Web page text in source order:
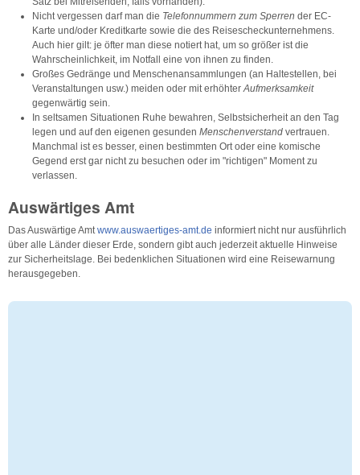
Nicht vergessen darf man die Telefonnummern zum Sperren der EC-
Karte und/oder Kreditkarte sowie die des Reisescheckunternehmens.
Auch hier gilt: je öfter man diese notiert hat, um so größer ist die
Wahrscheinlichkeit, im Notfall eine von ihnen zu finden.
Großes Gedränge und Menschenansammlungen (an Haltestellen, bei
Veranstaltungen usw.) meiden oder mit erhöhterAufmerksamkeit
gegenwärtig sein.
In seltsamen Situationen Ruhe bewahren, Selbstsicherheit an den Tag
legen und auf den eigenen gesunden Menschenverstand vertrauen.
Manchmal ist es besser, einen bestimmten Ort oder eine komische
Gegend erst gar nicht zu besuchen oder im "richtigen" Moment zu
verlassen.
Auswärtiges Amt
Das Auswärtige Amt www.auswaertiges-amt.de informiert nicht nur ausführlich
über alle Länder dieser Erde, sondern gibt auch jederzeit aktuelle Hinweise
zur Sicherheitslage. Bei bedenklichen Situationen wird eine Reisewarnung
herausgegeben.